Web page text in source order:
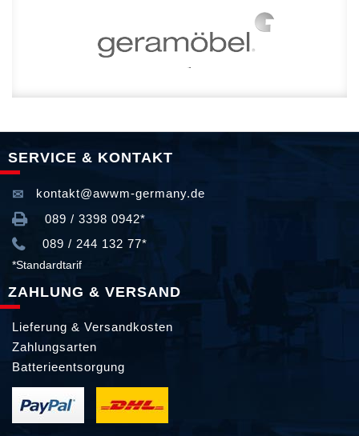
SERVICE & KONTAKT
kontakt@awwm-germany.de
089 / 3398 0942*
089 / 244 132 77*
*Standardtarif
ZAHLUNG & VERSAND
Lieferung & Versandkosten
Zahlungsarten
Batterieentsorgung